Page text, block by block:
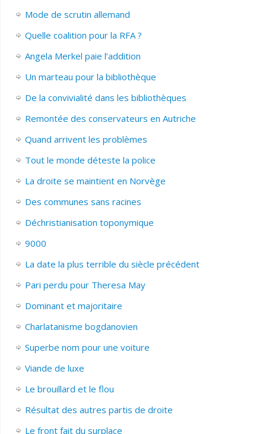
Mode de scrutin allemand
Quelle coalition pour la RFA ?
Angela Merkel paie l’addition
Un marteau pour la bibliothèque
De la convivialité dans les bibliothèques
Remontée des conservateurs en Autriche
Quand arrivent les problèmes
Tout le monde déteste la police
La droite se maintient en Norvège
Des communes sans racines
Déchristianisation toponymique
9000
La date la plus terrible du siècle précédent
Pari perdu pour Theresa May
Dominant et majoritaire
Charlatanisme bogdanovien
Superbe nom pour une voiture
Viande de luxe
Le brouillard et le flou
Résultat des autres partis de droite
Le front fait du surplace